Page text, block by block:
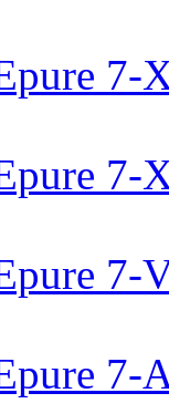
7-
7-
7-
7-